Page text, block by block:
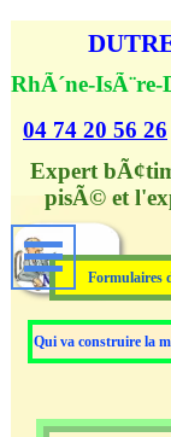
RhÃ´ne-IsÃ¨re-
04 74 20 56 26
Formulaires
Expert
pisÃ© et
Qui va construire la